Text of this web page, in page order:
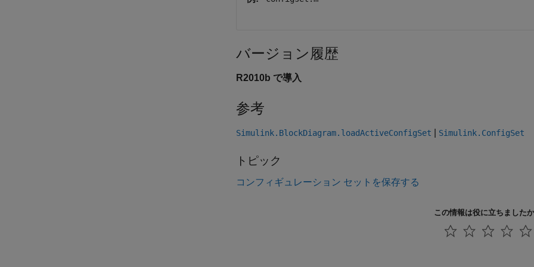
バージョン履歴
R2010b で導入
参考
Simulink.BlockDiagram.loadActiveConfigSet Simulink.ConfigSet
トピック
コンフィギュレーション セットを保存する
この情報は役に立ちました